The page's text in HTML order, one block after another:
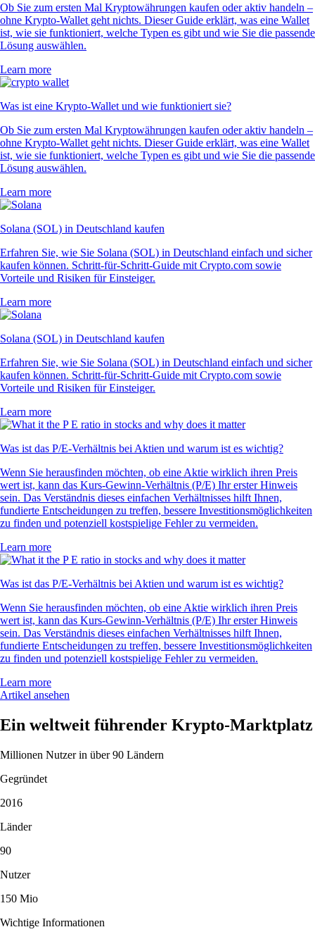
Ob Sie zum ersten Mal Kryptowährungen kaufen oder aktiv handeln –
ohne Krypto-Wallet geht nichts. Dieser Guide erklärt, was eine Wallet
ist, wie sie funktioniert, welche Typen es gibt und wie Sie die passende
Lösung auswählen.
Learn more
Was ist eine Krypto-Wallet und wie funktioniert sie?
Ob Sie zum ersten Mal Kryptowährungen kaufen oder aktiv handeln –
ohne Krypto-Wallet geht nichts. Dieser Guide erklärt, was eine Wallet
ist, wie sie funktioniert, welche Typen es gibt und wie Sie die passende
Lösung auswählen.
Learn more
Solana (SOL) in Deutschland kaufen
Erfahren Sie, wie Sie Solana (SOL) in Deutschland einfach und sicher
kaufen können. Schritt-für-Schritt-Guide mit Crypto.com sowie
Vorteile und Risiken für Einsteiger.
Learn more
Solana (SOL) in Deutschland kaufen
Erfahren Sie, wie Sie Solana (SOL) in Deutschland einfach und sicher
kaufen können. Schritt-für-Schritt-Guide mit Crypto.com sowie
Vorteile und Risiken für Einsteiger.
Learn more
Was ist das P/E-Verhältnis bei Aktien und warum ist es wichtig?
Wenn Sie herausfinden möchten, ob eine Aktie wirklich ihren Preis
wert ist, kann das Kurs-Gewinn-Verhältnis (P/E) Ihr erster Hinweis
sein. Das Verständnis dieses einfachen Verhältnisses hilft Ihnen,
fundierte Entscheidungen zu treffen, bessere Investitionsmöglichkeiten
zu finden und potenziell kostspielige Fehler zu vermeiden.
Learn more
Was ist das P/E-Verhältnis bei Aktien und warum ist es wichtig?
Wenn Sie herausfinden möchten, ob eine Aktie wirklich ihren Preis
wert ist, kann das Kurs-Gewinn-Verhältnis (P/E) Ihr erster Hinweis
sein. Das Verständnis dieses einfachen Verhältnisses hilft Ihnen,
fundierte Entscheidungen zu treffen, bessere Investitionsmöglichkeiten
zu finden und potenziell kostspielige Fehler zu vermeiden.
Learn more
Artikel ansehen
Ein weltweit führender Krypto-Marktplatz
Millionen Nutzer in über 90 Ländern
Gegründet
2016
Länder
90
Nutzer
150 Mio
Wichtige Informationen